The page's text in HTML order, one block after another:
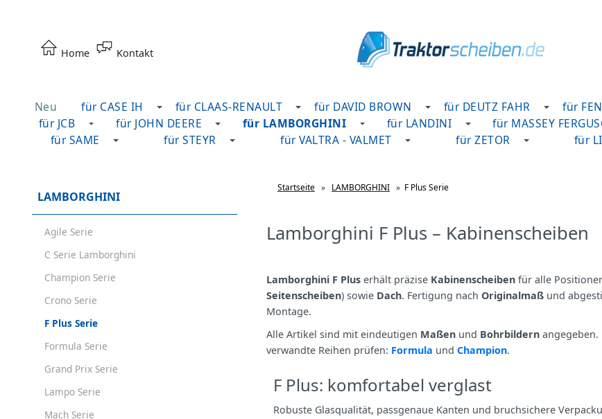
Home Kontakt
Neu für CASE IH für CLAAS-RENAULT für DAVID BROWN für DEUTZ FAHR für
für JCB
für JOHN DEERE für LAMBORGHINI für LANDINI für MASSEY
für SAME
für STEYR für VALTRA - VALMET für ZETOR für
LAMBORGHINI
Agile Serie
C Serie Lamborghini
Champion Serie
Crono Serie
F Plus Serie
Formula Serie
Grand Prix Serie
Lampo Serie
Mach Serie
Startseite » LAMBORGHINI » F Plus Serie
Lamborghini F Plus – Kabinenscheiben
Lamborghini F Plus erhält präzise Kabinenscheiben für alle
Seitenscheiben) sowie Dach. Fertigung nach Originalmaß und
Montage.
Alle Artikel sind mit eindeutigen Maßen und Bohrbildern angegeben.
verwandte Reihen prüfen: Formula und Champion.
F Plus: komfortabel verglast
Robuste Glasqualität, passgenaue Kanten und bruchsichere